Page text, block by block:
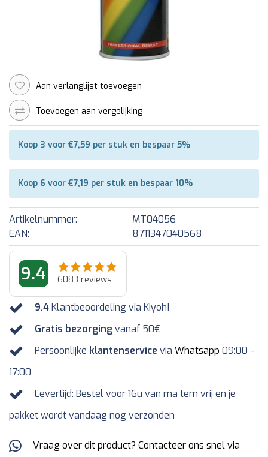
Aan verlanglijst toevoegen
Toevoegen aan vergelijking
Koop 3 voor €7,59 per stuk en bespaar 5%
Koop 6 voor €7,19 per stuk en bespaar 10%
Artikelnummer:
MT04056
EAN:
8711347040568
9.4 6083 reviews
9.4Klantbeoordeling via Kiyoh!
Gratis bezorgingvanaf 50€
Persoonlijke klantenservice via Whatsapp 09:00 -
17:00
Levertijd: Bestel voor 16u van ma tem vrij en je
pakket wordt vandaag nog verzonden
Vraag over dit product? Contacteer ons snel via